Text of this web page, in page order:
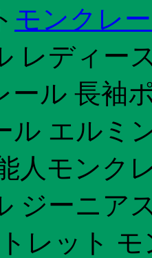
モンクレ
レディー
ール 長袖
ル エルミ
人モンク
ジーニア
レット